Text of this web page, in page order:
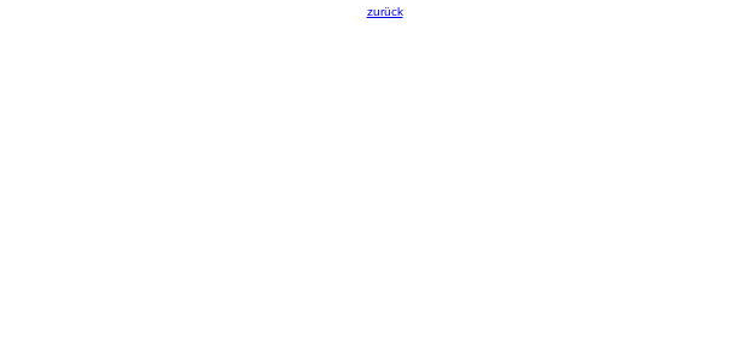
zurück